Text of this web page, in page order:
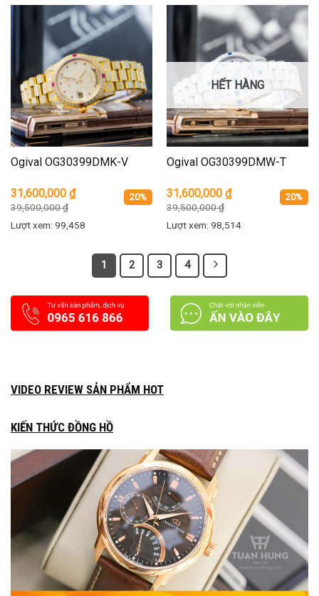
Ogival OG30399DMK-V
31,600,000 ₫
39,500,000₫
20%
Lượt xem: 99,458
HẾT HÀNG
Ogival OG30399DMW-T
31,600,000 ₫
39,500,000₫
20%
Lượt xem: 98,514
1 2 3 4
VIDEO REVIEW SẢN PHẨM HOT
KIẾN THỨC ĐỒNG HỒ